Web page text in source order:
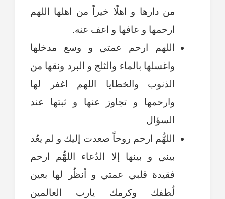
من دارها و اهلًا خيراً من اهلها اللهم
ارحمها و عافها و اعف عنه.
اللهم ارحم عمتي و وسع مدخلها
واغسلها بالماء والثلج و البرد ونقها من
الذنوب والخطايا اللهم اغفر لها
وارحمها و تجاوز عنها و ثبتها عند
السؤال
اللهُّم ارحم روحاً صعدت إليك و لم يعُد
بيني و بينها إلا الدُعاء اللهُّم ارحم
فقيدة قلبي عمتي و أنظُر لها بعين
لُطفك وكرمك يارب العالمين